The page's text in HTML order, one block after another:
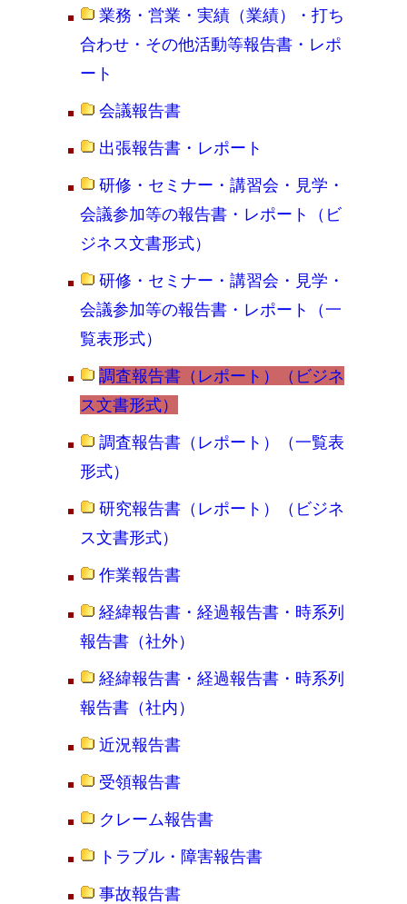
業務・営業・実績（業績）・打ち
合わせ・その他活動等報告書・レポ
ート
会議報告書
出張報告書・レポート
研修・セミナー・講習会・見学・
会議参加等の報告書・レポート（ビ
ジネス文書形式）
研修・セミナー・講習会・見学・
会議参加等の報告書・レポート（一
覧表形式）
調査報告書（レポート）（ビジネ
ス文書形式）
調査報告書（レポート）（一覧表
形式）
研究報告書（レポート）（ビジネ
ス文書形式）
作業報告書
経緯報告書・経過報告書・時系列
報告書（社外）
経緯報告書・経過報告書・時系列
報告書（社内）
近況報告書
受領報告書
クレーム報告書
トラブル・障害報告書
事故報告書